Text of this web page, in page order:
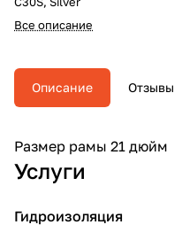
Все описание
Описание Отзывы
Размер рамы 21 дюйм
Услуги
Гидроизоляция